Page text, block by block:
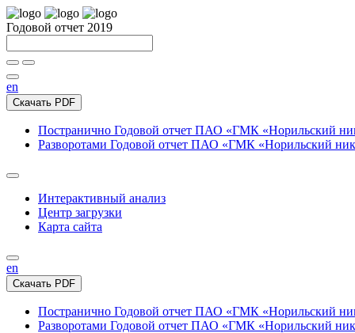
Годовой отчет 2019
en
Скачать PDF
Постранично Годовой отчет ПАО «ГМК «Норильский
Разворотами Годовой отчет ПАО «ГМК «Норильский
Интерактивный анализ
Центр загрузки
Карта сайта
en
Скачать PDF
Постранично Годовой отчет ПАО «ГМК «Норильский
Разворотами Годовой отчет ПАО «ГМК «Норильский